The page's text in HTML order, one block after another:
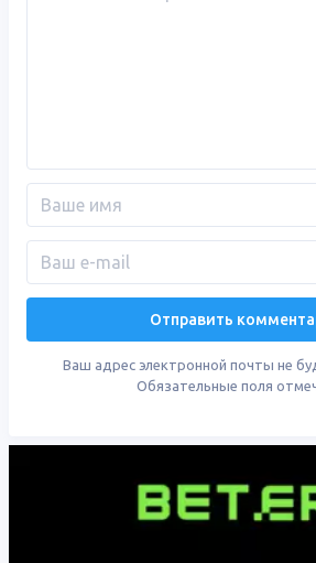
Ваш адрес электронной почты не
Обязательные поля